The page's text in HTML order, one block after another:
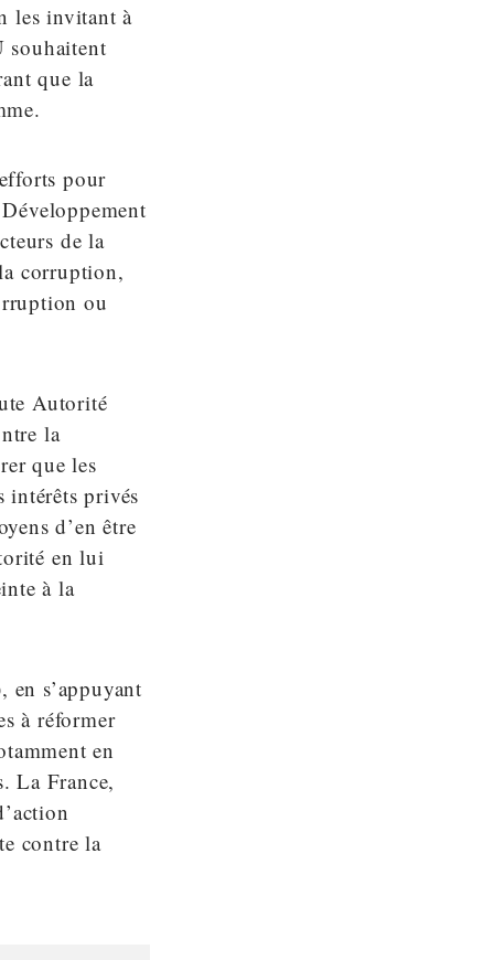
les invitant à
souhaitent
que la
pour
de la
corruption,
ou
Autorité
la
que les
intérêts privés
d’en être
en lui
à la
en s’appuyant
à réformer
en
La France,
contre la